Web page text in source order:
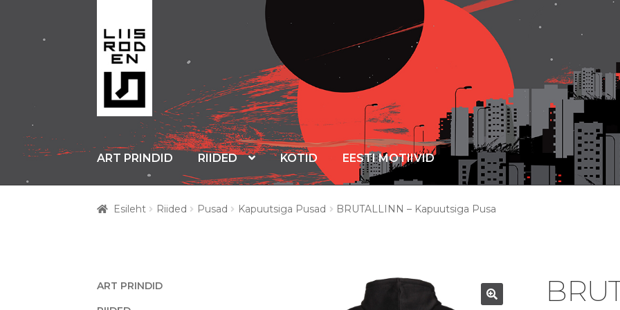
Liigu
navigeerimisele
Liigu
sisu
juurde
ART PRINDID RIIDED KOTID EESTI MOTIIVID
Esileht Riided Pusad Kapuutsiga Pusad BRUTALLINN – Kapuutsiga Pusa
ART PRINDID